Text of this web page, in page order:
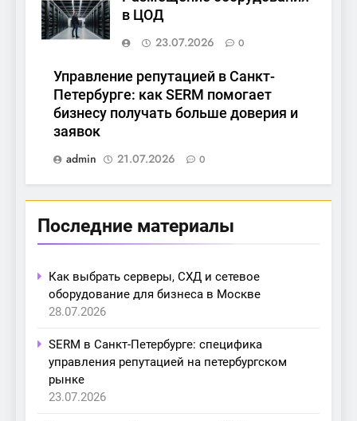
в ЦОД
23.07.2026
0
Управление репутацией в Санкт-
Петербурге: как SERM помогает
бизнесу получать больше доверия и
заявок
admin
21.07.2026 0
Последние материалы
Как выбрать серверы, СХД и сетевое
оборудование для бизнеса в Москве
28.07.2026
SERM в Санкт-Петербурге: специфика
управления репутацией на петербургском
рынке
23.07.2026